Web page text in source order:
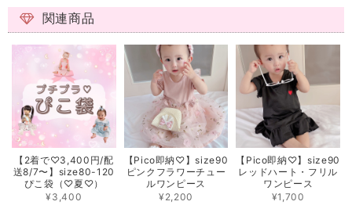
関連商品
【2着で♡3,400円/配
送8/7〜】size80-120
ぴこ袋（♡夏♡）
¥3,400
【Pico即納♡】size90
ピンクフラワーチュー
ルワンピース
¥2,200
【Pico即納♡】size90
レッドハート・フリル
ワンピース
¥1,700